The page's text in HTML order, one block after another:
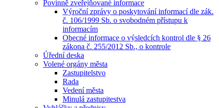
Povinně zveřejňované informace
Výroční zprávy o poskytování informací dle zák.
č. 106/1999 Sb. o svobodném přístupu k
informacím
Obecné informace o výsledcích kontrol dle § 26
zákona č. 255/2012 Sb., o kontrole
Úřední deska
Volené orgány města
Zastupitelstvo
Rada
Vedení města
Minulá zastupitestva